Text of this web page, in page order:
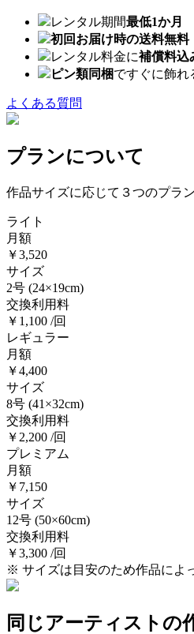
レンタル期間最低1か月
初回お届け時の送料無料
レンタル料金に補償料込
ピン類同梱ですぐに飾れ
よくある質問
プランについて
作品サイズに応じて３つのプラ
ライト
月額
￥3,520
サイズ
2号 (24×19cm)
交換利用料
￥1,100 /回
レギュラー
月額
￥4,400
サイズ
8号 (41×32cm)
交換利用料
￥2,200 /回
プレミアム
月額
￥7,150
サイズ
12号 (50×60cm)
交換利用料
￥3,300 /回
※ サイズは目安のため作品によ
同じアーティストの